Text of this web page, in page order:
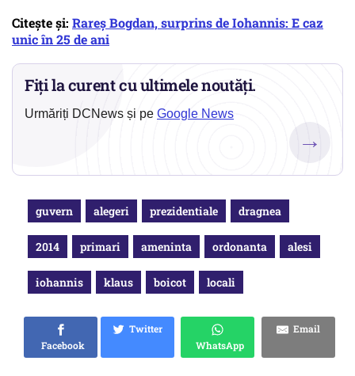
Citește și: Rareș Bogdan, surprins de Iohannis: E caz
unic în 25 de ani
Fiți la curent cu ultimele noutăți.
Urmăriți DCNews și pe Google News
→
guvern alegeri prezidentiale dragnea
2014 primari ameninta ordonanta alesi
iohannis klaus boicot locali
Facebook
Twitter
WhatsApp
Email